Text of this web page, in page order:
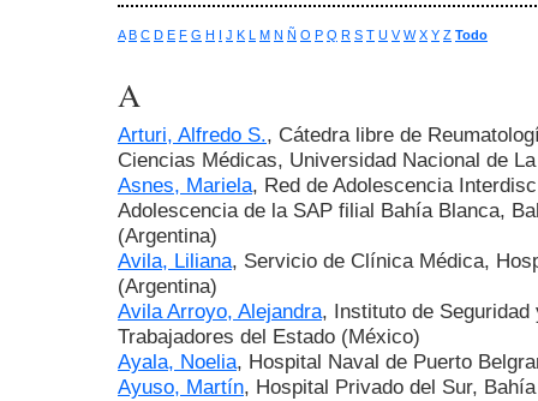
A B C D E F G H I J K L M N Ñ O P Q R S T U V W X Y Z Todo
A
Arturi, Alfredo S., Cátedra libre de
Ciencias Médicas, Universidad Nacional de
Asnes, Mariela, Red de Adolescencia
Adolescencia de la SAP filial Bahía Blanca,
(Argentina)
Avila, Liliana, Servicio de Clínica Médica,
(Argentina)
Avila Arroyo, Alejandra, Instituto de
Trabajadores del Estado (México)
Ayala, Noelia, Hospital Naval de Puerto
Ayuso, Martín, Hospital Privado del Sur,